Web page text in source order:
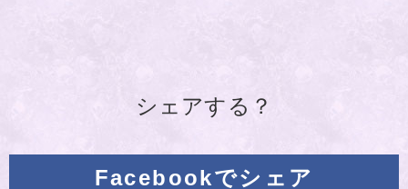
シェアする？
Facebookでシェア